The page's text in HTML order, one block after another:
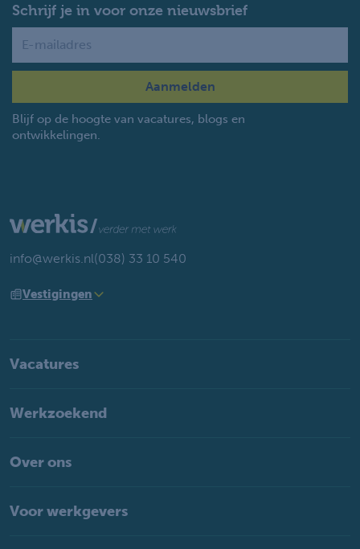
Schrijf je in voor onze nieuwsbrief
Blijf op de hoogte van vacatures, blogs en
ontwikkelingen.
info@werkis.nl(038) 33 10 540
Vestigingen
Vacatures
Werkzoekend
Over ons
Voor werkgevers